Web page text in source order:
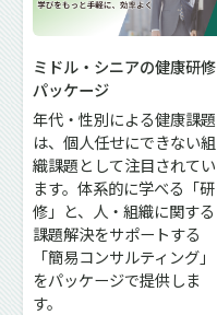
ミドル・シニアの健康研修
パッケージ
年代・性別による健康課題
は、個人任せにできない組
織課題として注目されてい
ます。体系的に学べる「研
修」と、人・組織に関する
課題解決をサポートする
「簡易コンサルティング」
をパッケージで提供しま
す。